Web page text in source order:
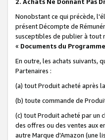
Nonobstant ce qui précède,
présent Décompte de
susceptibles de publier à tout
« Documents du Programme
En outre, les achats suivants,
Partenaires :
(a) tout Produit acheté après
(b) toute commande de
(c) tout Produit acheté par un
des offres ou des ventes aux
autre Marque d'Amazon (une